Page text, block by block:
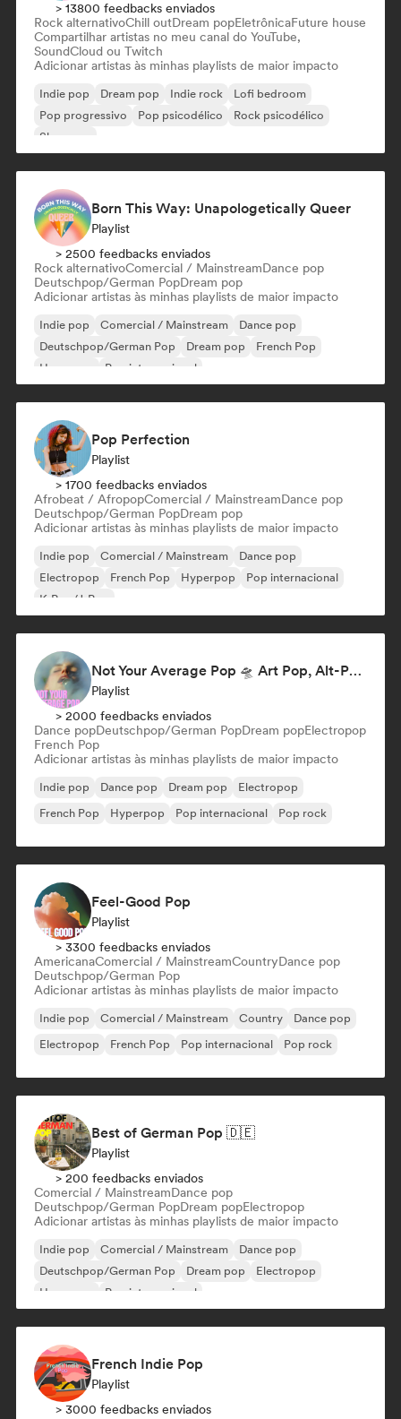
> 13800 feedbacks enviados
Rock alternativoChill outDream popEletrônicaFuture house
Compartilhar artistas no meu canal do YouTube,
SoundCloud ou Twitch
Adicionar artistas às minhas playlists de maior impacto
Indie pop Dream pop Indie rock
Lofi bedroom
Pop progressivo
Pop psicodélico
Rock psicodélico
Shoegaze
Born This Way: Unapologetically Queer
Playlist
> 2500 feedbacks enviados
Rock alternativoComercial / MainstreamDance pop
Deutschpop/German PopDream pop
Adicionar artistas às minhas playlists de maior impacto
Indie pop Comercial / Mainstream
Dance pop
Deutschpop/German Pop
Dream pop
French Pop
Hyperpop
Pop internacional
Pop Perfection
Playlist
> 1700 feedbacks enviados
Afrobeat / AfropopComercial / MainstreamDance pop
Deutschpop/German PopDream pop
Adicionar artistas às minhas playlists de maior impacto
Indie pop Comercial / Mainstream
Dance pop
Electropop
French Pop Hyperpop
Pop internacional
K-Pop/J-Pop
Not Your Average Pop 🛸 Art Pop, Alt-Pop & Indie Pop
Playlist
> 2000 feedbacks enviados
Dance popDeutschpop/German PopDream popElectropop
French Pop
Adicionar artistas às minhas playlists de maior impacto
Indie pop Dance pop Dream pop
Electropop
French Pop
Hyperpop Pop internacional Pop rock
Feel-Good Pop
Playlist
> 3300 feedbacks enviados
AmericanaComercial / MainstreamCountryDance pop
Deutschpop/German Pop
Adicionar artistas às minhas playlists de maior impacto
Indie pop Comercial / Mainstream Country
Dance pop
Electropop
French Pop Pop internacional Pop rock
Best of German Pop 🇩🇪
Playlist
> 200 feedbacks enviados
Comercial / MainstreamDance pop
Deutschpop/German PopDream popElectropop
Adicionar artistas às minhas playlists de maior impacto
Indie pop Comercial / Mainstream
Dance pop
Deutschpop/German Pop
Dream pop
Electropop
Hyperpop
Pop internacional
French Indie Pop
Playlist
> 3000 feedbacks enviados